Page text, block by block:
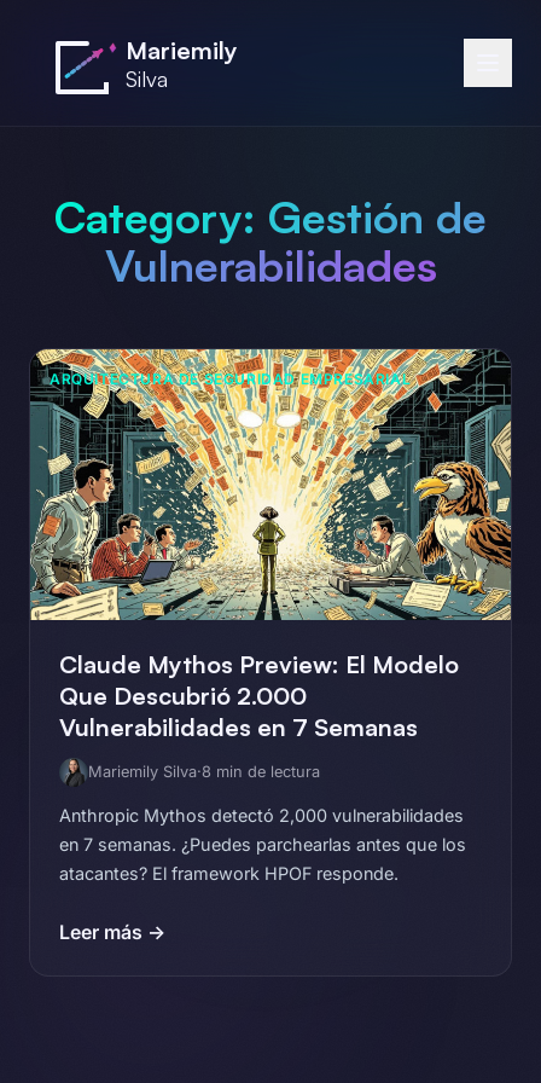
Mariemily
Silva
Category: Gestión de
Vulnerabilidades
ARQUITECTURA DE SEGURIDAD EMPRESARIAL
Claude Mythos Preview: El Modelo
Que Descubrió 2.000
Vulnerabilidades en 7 Semanas
Mariemily Silva·8 min de lectura
Anthropic Mythos detectó 2,000 vulnerabilidades
en 7 semanas. ¿Puedes parchearlas antes que los
atacantes? El framework HPOF responde.
Leer más →